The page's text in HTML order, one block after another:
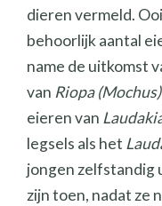
dieren vermeld.
behoorlijk aantal
name de uitkomst
van Riopa
eieren van
legsels als het
jongen zelfstandig
zijn toen, nadat ze